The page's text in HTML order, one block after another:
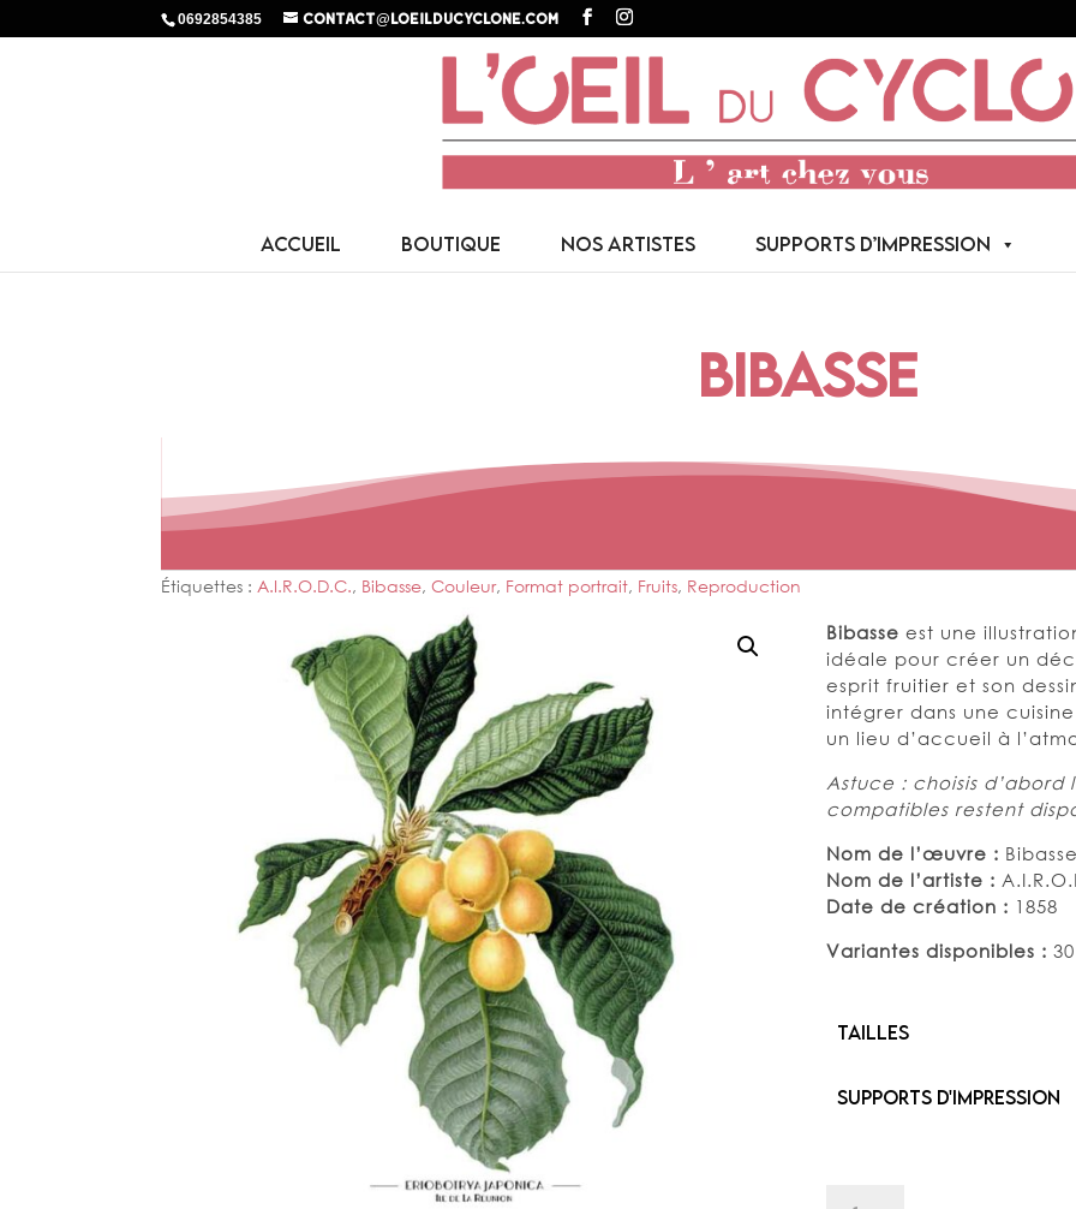
0692854385 contact@loeilducyclone.com
ACCUEIL BOUTIQUE NOS ARTISTES SUPPORTS D’IMPRESSION
BIBASSE
Étiquettes :A.I.R.O.D.C., Bibasse,Couleur, Format portrait, Fruits, Reproduction
Bibasse est une
idéale pour créer un
esprit fruitier et son
intégrer dans une
un lieu d’accueil à
Astuce : choisis
compatibles restent
Nom de l’œuvre :
Nom de l’artiste :
Date de création : 1858
Variantes disponibles :
Tailles
Supports d'impression